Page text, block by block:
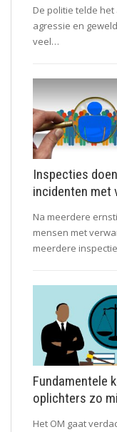
De politie telde
agressie en
veel…
Inspecties
incidenten met
Na meerdere
mensen met
meerdere
Fundamentele
oplichters zo
Het OM gaat